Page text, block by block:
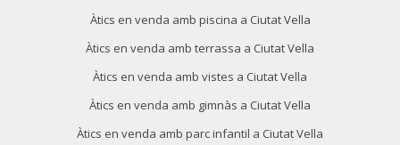
Àtics en venda amb piscina a Ciutat Vella
Àtics en venda amb terrassa a Ciutat Vella
Àtics en venda amb vistes a Ciutat Vella
Àtics en venda amb gimnàs a Ciutat Vella
Àtics en venda amb parc infantil a Ciutat Vella